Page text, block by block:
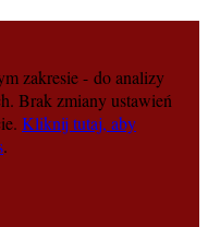
zakresie - do analizy
Brak zmiany ustawień
Kliknij tutaj, aby
.